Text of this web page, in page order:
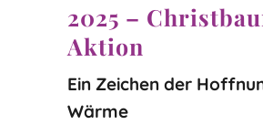
2025 –
Aktion
Ein Zeichen der
Wärme